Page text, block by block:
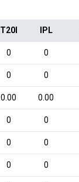
T20I IPL
0 0
0 0
0.00 0.00
0 0
0 0
0 0